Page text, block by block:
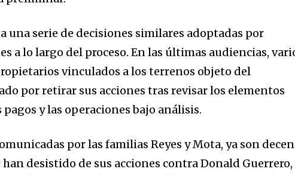
una serie de decisiones similares adoptadas por
a lo largo del proceso. En las últimas audiencias,
vinculados a los terrenos objeto del
por retirar sus acciones tras revisar los elementos
y las operaciones bajo análisis.
por las familias Reyes y Mota, ya son
desistido de sus acciones contra Donald Guerrero,